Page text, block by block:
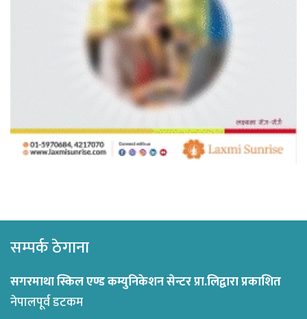
सम्पर्क ठेगाना
सगरमाथा स्किल एण्ड कम्युनिकेशन सेन्टर प्रा.लिद्वारा प्रकाशित
नेपालपूर्व डटकम